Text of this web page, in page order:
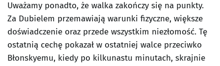
Uważamy ponadto, że walka zakończy się na punkty.
Za Dubielem przemawiają warunki fizyczne, większe
doświadczenie oraz przede wszystkim niezłomość. Tę
ostatnią cechę pokazał w ostatniej walce przeciwko
Błonskyemu, kiedy po kilkunastu minutach, skrajnie